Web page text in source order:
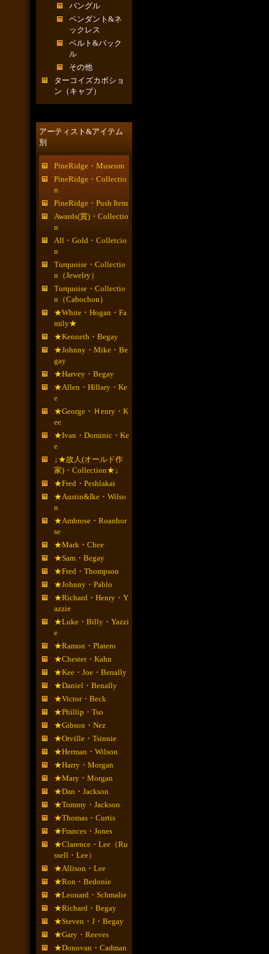
バングル
ペンダント&ネ
ックレス
ベルト&バック
ル
その他
ターコイズカボショ
ン（キャブ）
アーティスト&アイテム
別
PineRidge・Museum
PineRidge・Collectio
n
PineRidge・Push Item
Awards(賞)・Collectio
n
All・Gold・Colletcio
n
Turquoise・Collectio
n（Jewelry）
Turquoise・Collectio
n（Cabochon）
★White・Hogan・Fa
mily★
★Kenneth・Begay
★Johnny・Mike・Be
gay
★Harvey・Begay
★Allen・Hillary・Ke
e
★George・Ｈenry・K
ee
★Ivan・Dominic・Ke
e
↓★故人(オールド作
家)・Collection★↓
★Fred・Peshlakai
★Austin&Ike・Wilso
n
★Ambrose・Roanhor
se
★Mark・Chee
★Sam・Begay
★Fred・Thompson
★Johnny・Pablo
★Richard・Henry・Y
azzie
★Luke・Billy・Yazzi
e
★Ramon・Platero
★Chester・Kahn
★Kee・Joe・Benally
★Daniel・Benally
★Victor・Beck
★Phillip・Tso
★Gibson・Nez
★Orville・Tsinnie
★Herman・Wilson
★Harry・Morgan
★Mary・Morgan
★Dan・Jackson
★Tommy・Jackson
★Thomas・Curtis
★Frances・Jones
★Clarence・Lee（Ru
ssell・Lee）
★Allison・Lee
★Ron・Bedonie
★Leonard・Schmalie
★Richard・Begay
★Steven・J・Begay
★Gary・Reeves
★Donovan・Cadman